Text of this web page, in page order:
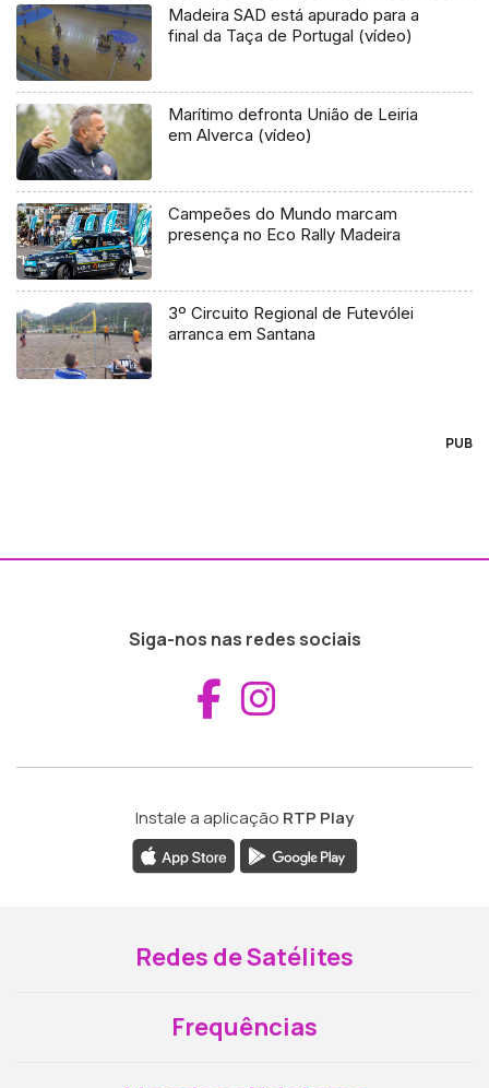
Madeira SAD está apurado para a
final da Taça de Portugal (vídeo)
Marítimo defronta União de Leiria
em Alverca (vídeo)
Campeões do Mundo marcam
presença no Eco Rally Madeira
3º Circuito Regional de Futevólei
arranca em Santana
PUB
Siga-nos nas redes sociais
Aceder ao
Instale a aplicação RTP Play
Redes de Satélites
Frequências